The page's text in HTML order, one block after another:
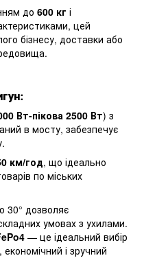
до 600 кг і
цей
бізнесу, доставки або
Вт-пікова 2500 Вт) з
в мосту, забезпечує
км/год, що ідеально
по міських
30° дозволяє
умовах з ухилами.
— це ідеальний вибір
і зручний